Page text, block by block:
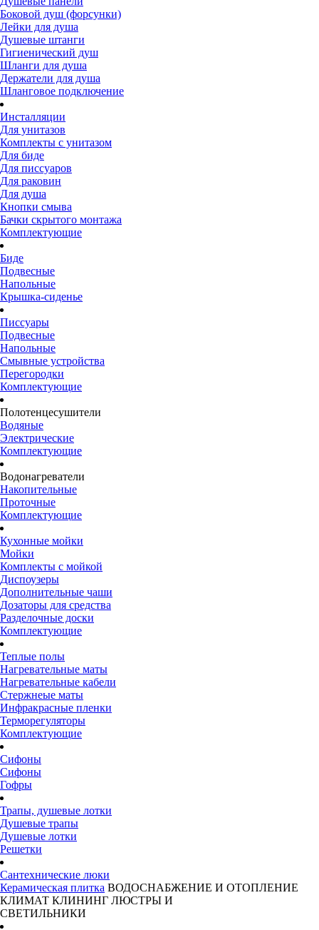
Боковой душ (форсунки)
Лейки для душа
Душевые штанги
Гигиенический душ
Шланги для душа
Держатели для душа
Шланговое подключение
Инсталляции
Для унитазов
Комплекты с унитазом
Для биде
Для писсуаров
Для раковин
Для душа
Кнопки смыва
Бачки скрытого монтажа
Комплектующие
Биде
Подвесные
Напольные
Крышка-сиденье
Писсуары
Подвесные
Напольные
Смывные устройства
Перегородки
Комплектующие
Полотенцесушители
Водяные
Электрические
Комплектующие
Водонагреватели
Накопительные
Проточные
Комплектующие
Кухонные мойки
Мойки
Комплекты с мойкой
Диспоузеры
Дополнительные чаши
Дозаторы для средства
Разделочные доски
Комплектующие
Теплые полы
Нагревательные маты
Нагревательные кабели
Стержнеые маты
Инфракрасные пленки
Терморегуляторы
Комплектующие
Сифоны
Сифоны
Гофры
Трапы, душевые лотки
Душевые трапы
Душевые лотки
Решетки
Сантехнические люки
Керамическая плитка ВОДОСНАБЖЕНИЕ И ОТОПЛЕНИЕ
КЛИМАТ КЛИНИНГ ЛЮСТРЫ И
СВЕТИЛЬНИКИ